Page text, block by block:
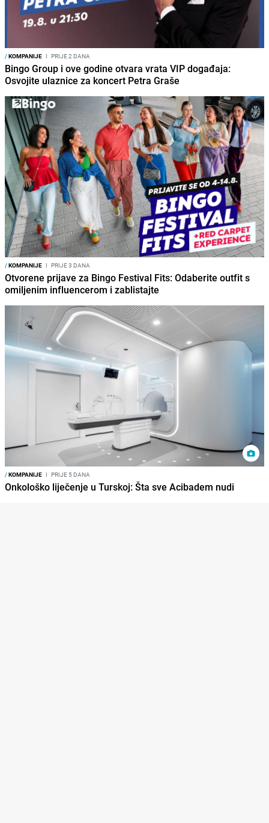
/KOMPANIJE I PRIJE 2 DANA
Bingo Group i ove godine otvara vrata VIP događaja:
Osvojite ulaznice za koncert Petra Graše
/KOMPANIJE I PRIJE 3 DANA
Otvorene prijave za Bingo Festival Fits: Odaberite outfit s
omiljenim influencerom i zablistajte
/KOMPANIJE I PRIJE 5 DANA
Onkološko liječenje u Turskoj: Šta sve Acibadem nudi